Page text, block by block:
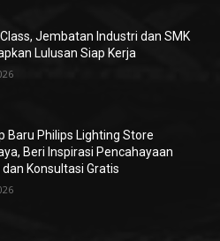
Jembatan Industri dan SMK
Lulusan Siap Kerja
Baru Philips Lighting Store
Beri Inspirasi Pencahayaan
dan Konsultasi Gratis